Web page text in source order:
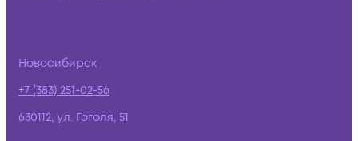
Новосибирск
+7 (383) 251-02-56
630112, ул. Гоголя, 51